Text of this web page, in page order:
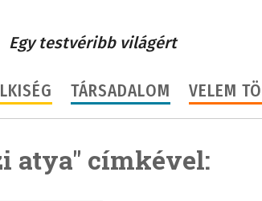
Egy testvéribb világért
TÁRSADALOM VELEM
atya" címkével: